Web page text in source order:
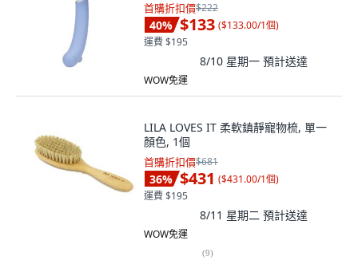
首購折扣價$222
40% $133 ($133.00/1個)
運費 $195
8/10 星期一 預計送達
WOW免運
LILA LOVES IT 柔軟鎮靜寵物梳, 單一
顏色, 1個
首購折扣價$681
36% $431 ($431.00/1個)
運費 $195
8/11 星期二 預計送達
WOW免運
(9)